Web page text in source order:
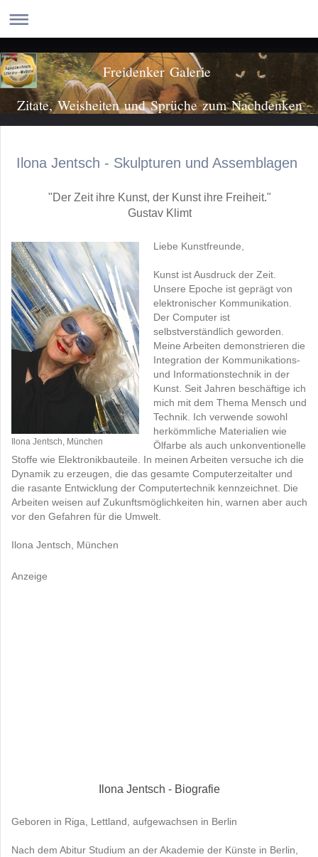
Freidenker Galerie
Zitate, Weisheiten und Sprüche zum Nachdenken
Ilona Jentsch - Skulpturen und Assemblagen
"Der Zeit ihre Kunst, der Kunst ihre Freiheit."
Gustav Klimt
Ilona Jentsch, München
Liebe Kunstfreunde,
Kunst ist Ausdruck der Zeit.
Unsere Epoche ist geprägt von
elektronischer Kommunikation.
Der Computer ist
selbstverständlich geworden.
Meine Arbeiten demonstrieren die
Integration der Kommunikations-
und Informationstechnik in der
Kunst. Seit Jahren beschäftige ich
mich mit dem Thema Mensch und
Technik. Ich verwende sowohl
herkömmliche Materialien wie
Ölfarbe als auch unkonventionelle
Stoffe wie Elektronikbauteile. In meinen Arbeiten versuche ich die
Dynamik zu erzeugen, die das gesamte Computerzeitalter und
die rasante Entwicklung der Computertechnik kennzeichnet. Die
Arbeiten weisen auf Zukunftsmöglichkeiten hin, warnen aber auch
vor den Gefahren für die Umwelt.
Ilona Jentsch, München
Anzeige
Ilona Jentsch - Biografie
Geboren in Riga, Lettland, aufgewachsen in Berlin
Nach dem Abitur Studium an der Akademie der Künste in Berlin,